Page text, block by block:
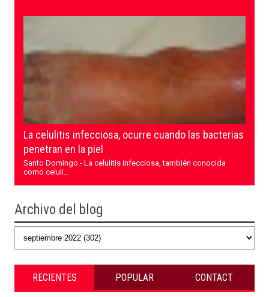
La celulitis infecciosa, ocurre cuando las bacterias
penetran en la piel
Santo Domingo.- La celulitis infecciosa, también conocida
como celuli...
Archivo del blog
RECIENTES POPULAR CONTACT